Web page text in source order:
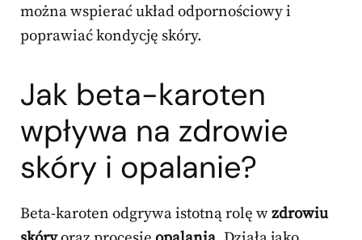
można wspierać układ odpornościowy i
poprawiać kondycję skóry.
Jak beta-karoten
wpływa na zdrowie
skóry i opalanie?
Beta-karoten odgrywa istotną rolę wzdrowiu